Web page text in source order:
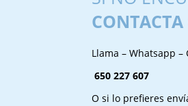
CONTACTA
Llama – Whatsapp –
650 227 607
O si lo prefieres